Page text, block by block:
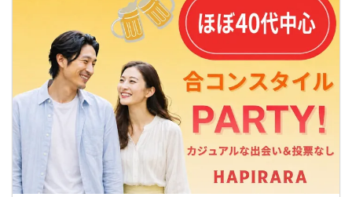
＜申込画面でいずれかを選択ください＞
※お申し込み後、即時でお客様のお席を確保しています♪
規定のキャンセルポリシーが適用されます。ご確認の上、お申込み願います。
男女調整・お席の確保等を行っております運営都合上、ご理解をお願いします。
【会場での受付】
10分前より受付♪
【必ずご確認くださいませ】
開催中のマスク着用は任意とさせていただきます。